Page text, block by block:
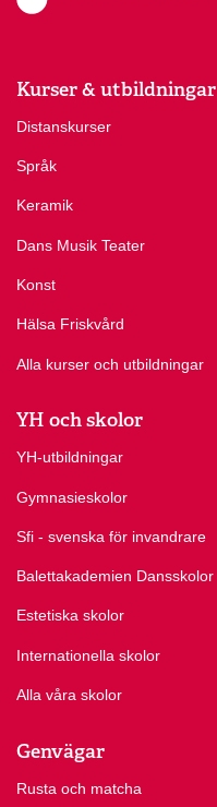
Kurser & utbildningar
Distanskurser
Språk
Keramik
Dans Musik Teater
Konst
Hälsa Friskvård
Alla kurser och utbildningar
YH och skolor
YH-utbildningar
Gymnasieskolor
Sfi - svenska för invandrare
Balettakademien Dansskolor
Estetiska skolor
Internationella skolor
Alla våra skolor
Genvägar
Rusta och matcha